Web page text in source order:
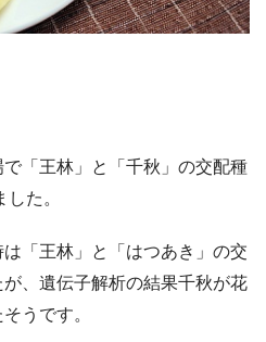
「王林」と「千秋」の交配種
た。
「王林」と「はつあき」の交
、遺伝子解析の結果千秋が花
うです。